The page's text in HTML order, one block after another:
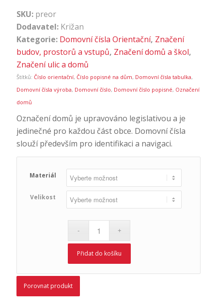
SKU: preor
Dodavatel: Križan
Kategorie: Domovní čísla Orientační, Značení
budov, prostorů a vstupů, Značení domů a škol,
Značení ulic a domů
Štítků: Číslo orientační, Číslo popisné na dům, Domovní čísla tabulka,
Domovní čísla výroba, Domovní číslo, Domovní číslo popisné, Označení
domů
Označení domů je upravováno legislativou a je
jedinečné pro každou část obce. Domovní čísla
slouží především pro identifikaci a navigaci.
Materiál
Velikost
Přidat do košíku
Porovnat produkt